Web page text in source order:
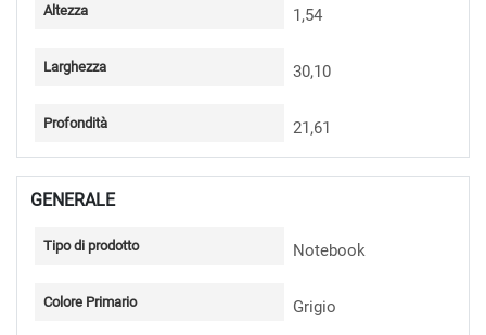
Altezza 1,54
Larghezza 30,10
Profondità 21,61
GENERALE
Tipo di prodotto Notebook
Colore Primario Grigio